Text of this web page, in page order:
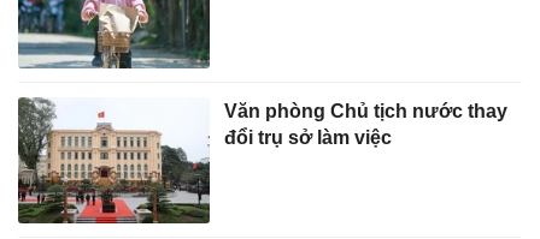
Văn phòng Chủ tịch nước thay
đổi trụ sở làm việc